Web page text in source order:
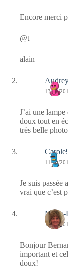
Encore merci
@t
alain
13/10/
J’ai une
doux tout en
très belle
11/10/
Je suis passée
vrai que c’est
Maria-
11/10/
Bonjour
important et
doux!